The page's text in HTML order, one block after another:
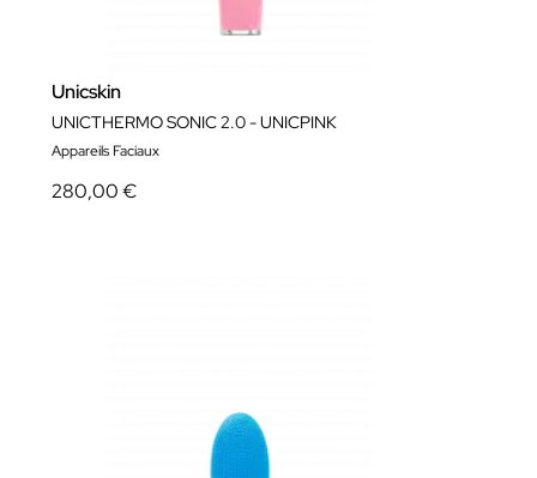
Unicskin
UNICTHERMO SONIC 2.0 - UNICPINK
Appareils Faciaux
280,00 €